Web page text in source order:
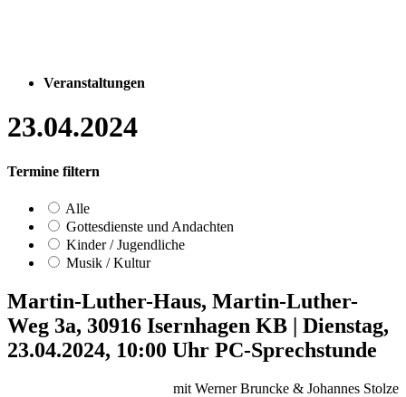
Veranstaltungen
23.04.2024
Termine filtern
Alle
Gottesdienste und Andachten
Kinder / Jugendliche
Musik / Kultur
Martin-Luther-Haus, Martin-Luther-
Weg 3a, 30916 Isernhagen KB | Dienstag,
23.04.2024, 10:00 Uhr PC-Sprechstunde
mit Werner Bruncke & Johannes Stolze